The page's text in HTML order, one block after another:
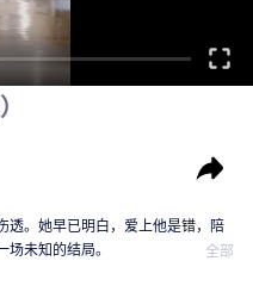
透。她早已明白，爱上他是错，陪
未知的结局。
全部